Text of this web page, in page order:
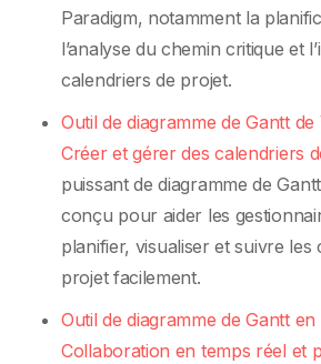
Paradigm, notamment la
l’analyse du chemin critique et
calendriers de projet.
Outil de diagramme de Gantt de
Créer et gérer des calendriers
puissant de diagramme de
conçu pour aider les
planifier, visualiser et suivre les
projet facilement.
Outil de diagramme de Gantt en
Collaboration en temps réel et